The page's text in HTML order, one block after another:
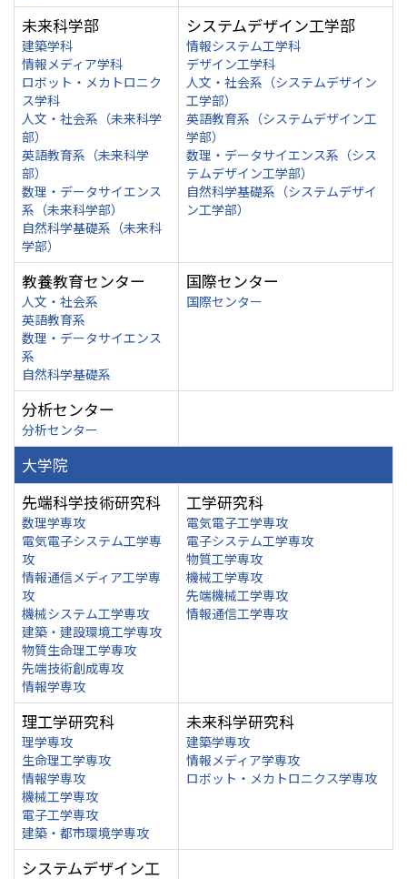
未来科学部
建築学科
情報メディア学科
ロボット・メカトロニク
ス学科
人文・社会系（未来科学
部）
英語教育系（未来科学
部）
数理・データサイエンス
系（未来科学部）
自然科学基礎系（未来科
学部）
システムデザイン工学部
情報システム工学科
デザイン工学科
人文・社会系（システムデザイン
工学部）
英語教育系（システムデザイン工
学部）
数理・データサイエンス系（シス
テムデザイン工学部）
自然科学基礎系（システムデザイ
ン工学部）
教養教育センター
人文・社会系
英語教育系
数理・データサイエンス
系
自然科学基礎系
国際センター
国際センター
分析センター
分析センター
大学院
先端科学技術研究科
数理学専攻
電気電子システム工学専
攻
情報通信メディア工学専
攻
機械システム工学専攻
建築・建設環境工学専攻
物質生命理工学専攻
先端技術創成専攻
情報学専攻
工学研究科
電気電子工学専攻
電子システム工学専攻
物質工学専攻
機械工学専攻
先端機械工学専攻
情報通信工学専攻
理工学研究科
理学専攻
生命理工学専攻
情報学専攻
機械工学専攻
電子工学専攻
建築・都市環境学専攻
未来科学研究科
建築学専攻
情報メディア学専攻
ロボット・メカトロニクス学専攻
システムデザイン工